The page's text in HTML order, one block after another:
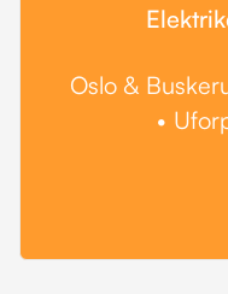
Oslo &
•